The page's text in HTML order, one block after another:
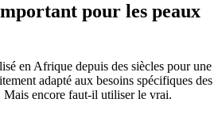
pour les peaux
en Afrique depuis des siècles pour une
adapté aux besoins spécifiques des
Mais encore faut-il utiliser le vrai.